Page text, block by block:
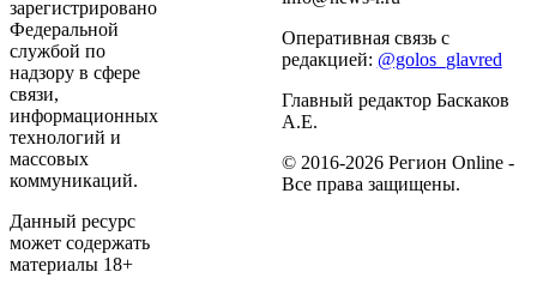
зарегистрировано
Федеральной
службой по
надзору в сфере
связи,
информационных
технологий и
массовых
коммуникаций.
Данный ресурс
может содержать
материалы 18+
Оперативная связь с
редакцией: @golos_glavred
Главный редактор Баскаков
А.Е.
© 2016-2026 Регион Online -
Все права защищены.